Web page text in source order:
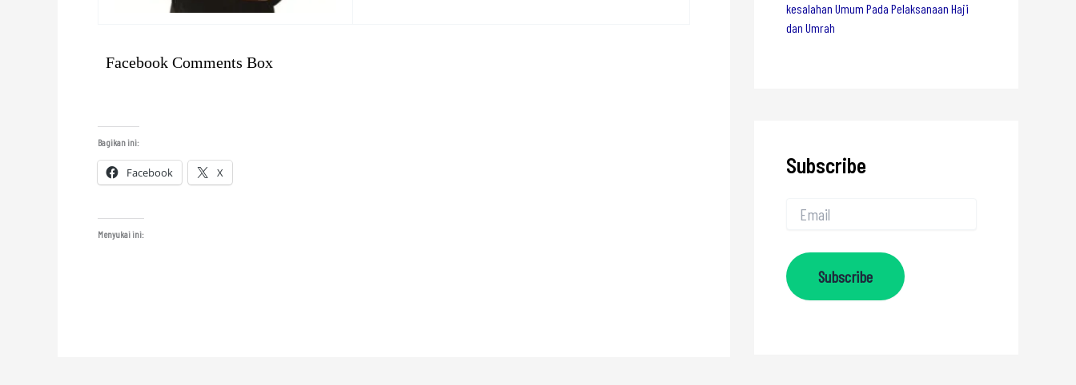
Facebook Comments Box
Bagikan ini:
Facebook X
Menyukai ini:
kesalahan Umum Pada Pelaksanaan Haji
dan Umrah
Subscribe
Subscribe